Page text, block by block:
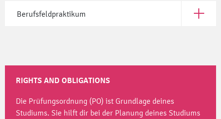
Berufsfeldpraktikum Open
RIGHTS AND OBLIGATIONS
Die Prüfungsordnung (PO) ist Grundlage deines
Studiums. Sie hilft dir bei der Planung deines Studiums